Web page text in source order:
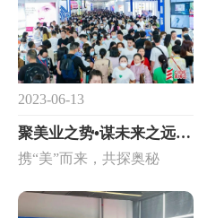
2023-06-13
聚美业之势•谋未来之远 | 第61届CIBE雅蘭國際完美收官！
携“美”而来，共探奥秘